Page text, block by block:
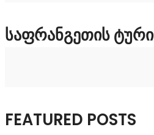
ᲡᲐᲤᲠᲐᲜᲒᲔᲗᲘᲡ ᲢᲣᲠᲘ
FEATURED POSTS